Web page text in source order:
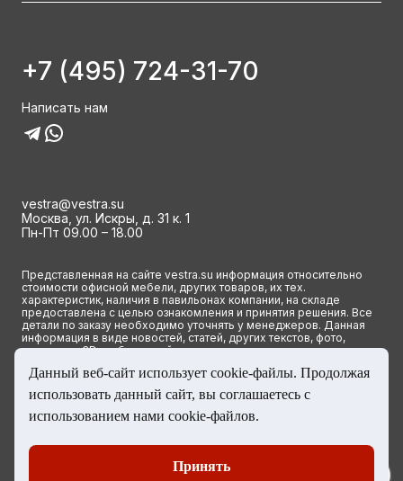
+7 (495) 724-31-70
Написать нам
vestra@vestra.su
Москва, ул. Искры, д. 31 к. 1
Пн-Пт 09.00 – 18.00
Представленная на сайте vestra.su информация относительно
стоимости офисной мебели, других товаров, их тех.
характеристик, наличия в павильонах компании, на складе
предоставлена с целью ознакомления и принятия решения. Все
детали по заказу необходимо уточнять у менеджеров. Данная
информация в виде новостей, статей, других текстов, фото,
картинок и 3D изображений ни при каких условиях не является
положениями ст. 437(2) Гражданского кодекса РФ.
© 2023 Группа компаний ВЕСТРА. Все права сайта защищены
Данный веб-сайт использует cookie-файлы. Продолжая
использовать данный сайт, вы соглашаетесь с
использованием нами cookie-файлов.
Принять